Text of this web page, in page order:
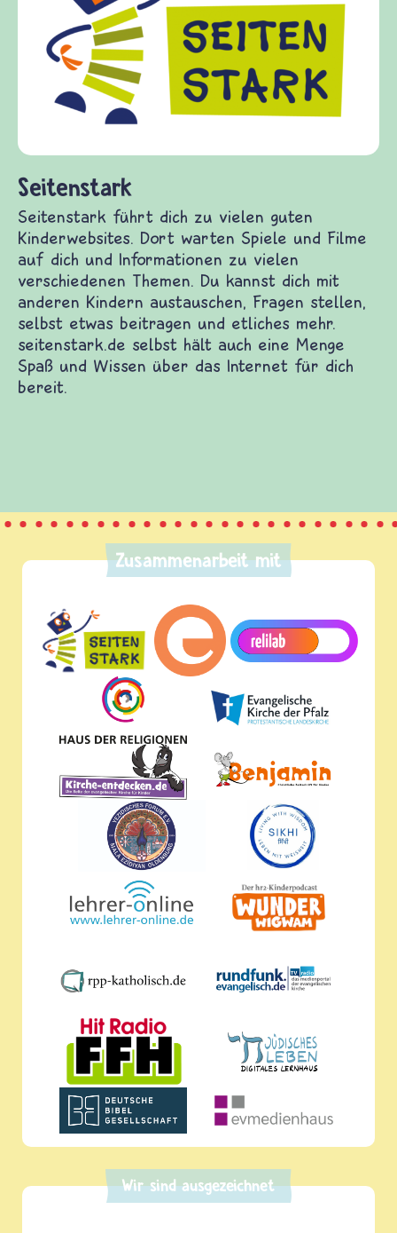
frieden-fragen.de ist ein Internet-Angebot für
Kinder, Eltern und ErzieherInnen das zu
Fragen von Krieg und Frieden, Streit und
Gewalt informiert und einen Austausch zu
diesem Themenbereich ermöglicht. frieden-
fragen.de bietet Antworten auf wichtige
und Frieden, Streit und Gewalt.
Zusammenarbeit mit
Wir sind ausgezeichnet